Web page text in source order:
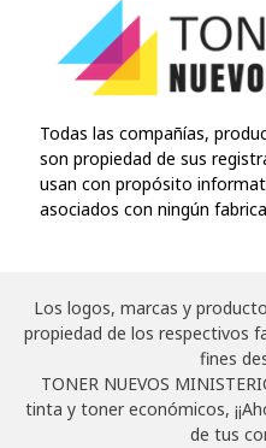
Todas las compañías,
son propiedad de sus
usan con propósito
asociados con ningún
Los logos, marcas y
propiedad de los respectivos
fines
TONER NUEVOS
tinta y toner económicos,
de tus